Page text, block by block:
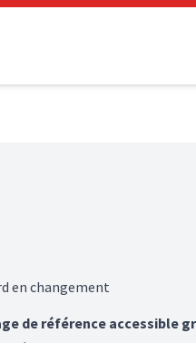
en changement
de référence